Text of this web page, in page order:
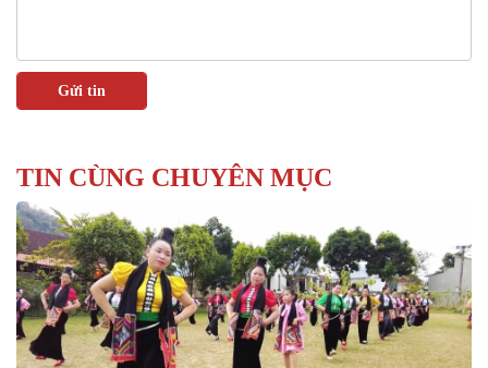
TIN CÙNG CHUYÊN MỤC